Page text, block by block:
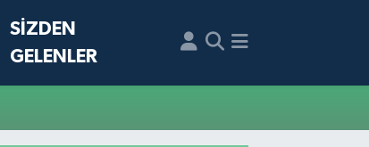
SİZDEN
GELENLER